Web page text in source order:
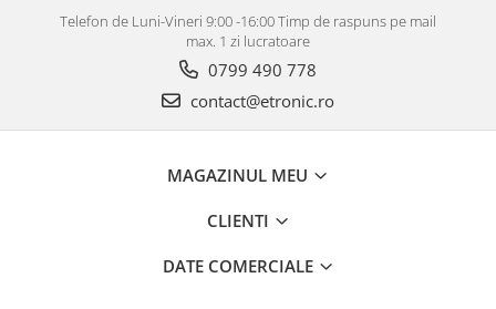
Telefon de Luni-Vineri 9:00 -16:00 Timp de raspuns pe mail
max. 1 zi lucratoare
0799 490 778
contact@etronic.ro
MAGAZINUL MEU
CLIENTI
DATE COMERCIALE